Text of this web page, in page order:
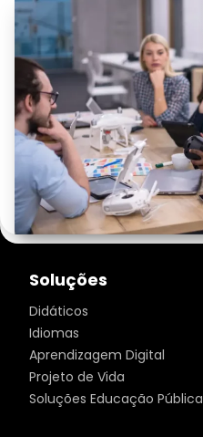
Soluções
Didáticos
Idiomas
Aprendizagem Digital
Projeto de Vida
Soluções Educação Pública